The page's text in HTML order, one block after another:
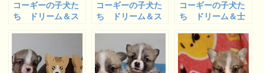
コーギーの子犬た
ち ドリーム＆ス
コーギーの子犬た
ち ドリーム＆ス
コーギーの子犬た
ち ドリーム＆士
間経ちました